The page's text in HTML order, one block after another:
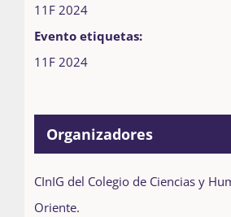
11F 2024
Evento etiquetas:
11F 2024
Organizadores
CInIG del Colegio de Ciencias y
Oriente.